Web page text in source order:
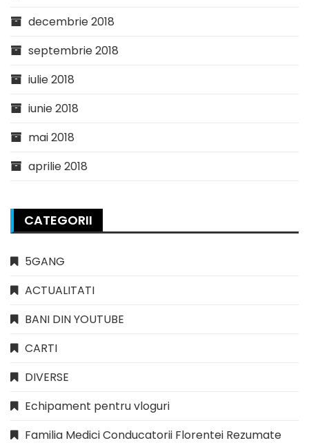
decembrie 2018
septembrie 2018
iulie 2018
iunie 2018
mai 2018
aprilie 2018
CATEGORII
5GANG
ACTUALITATI
BANI DIN YOUTUBE
CARTI
DIVERSE
Echipament pentru vloguri
Familia Medici Conducatorii Florentei Rezumate